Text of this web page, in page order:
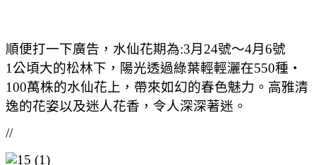
順便打一下廣告，水仙花期為:3月24號～4月6號
1公頃大的松林下，陽光透過綠葉輕輕灑在550種・
100萬株的水仙花上，帶來如幻的春色魅力。高雅清
逸的花姿以及迷人花香，令人深深著迷。
//